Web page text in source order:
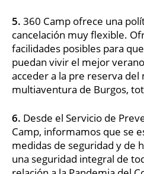
5. 360 Camp ofrece una
cancelación muy flexible.
facilidades posibles para
puedan vivir el mejor
acceder a la pre reserva
multiaventura de Burgos,
6. Desde el Servicio de
Camp, informamos que se
medidas de seguridad y de
una seguridad integral de